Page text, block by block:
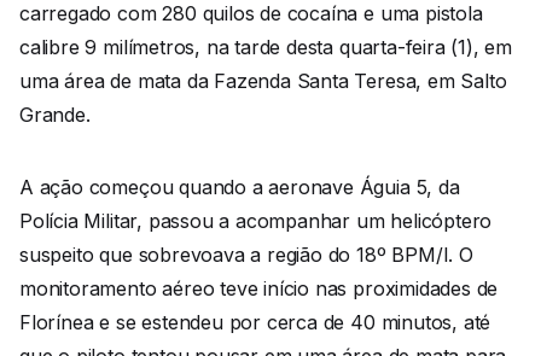
carregado com 280 quilos de cocaína e uma pistola
calibre 9 milímetros, na tarde desta quarta-feira (1), em
uma área de mata da Fazenda Santa Teresa, em Salto
Grande.
A ação começou quando a aeronave Águia 5, da
Polícia Militar, passou a acompanhar um helicóptero
suspeito que sobrevoava a região do 18º BPM/I. O
monitoramento aéreo teve início nas proximidades de
Florínea e se estendeu por cerca de 40 minutos, até